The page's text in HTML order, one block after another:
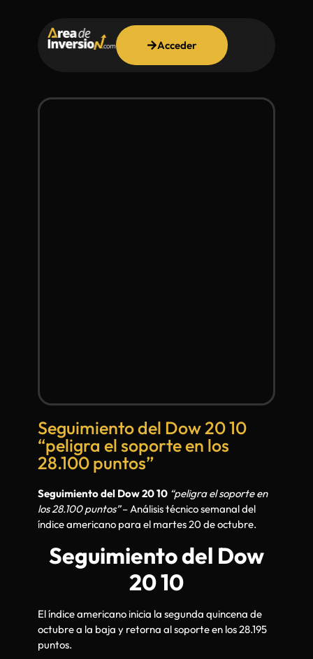
Acceder
Seguimiento del Dow 20 10
“peligra el soporte en los
28.100 puntos”
Seguimiento del Dow 20 10 “peligra el soporte en
los 28.100 puntos”– Análisis técnico semanal del
índice americano para el martes 20 de octubre.
Seguimiento del Dow
20 10
El índice americano inicia la segunda quincena de
octubre a la baja y retorna al soporte en los 28.195
puntos.